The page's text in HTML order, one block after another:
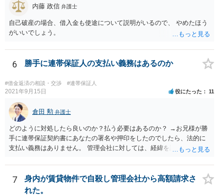
内藤 政信 弁護士
自己破産の場合、借入金も使途について説明がいるので、 やめたほう
がいいでしょう。
6 勝手に連帯保証人の支払い義務はあるのか
#借金返済の相談・交渉 #連帯保証人
2021年9月15日 役にたった 11
倉田 勲 弁護士
どのように対処したら良いのか？払う必要はあるのか？ →お兄様が勝
手に連帯保証契約書にあなたの署名や押印をしたのでしたら、法的に
支払い義務はありません。 管理会社に対しては、経緯を説明して自身
7
身内が賃貸物件で自殺し管理会社から高額請求さ
れた。